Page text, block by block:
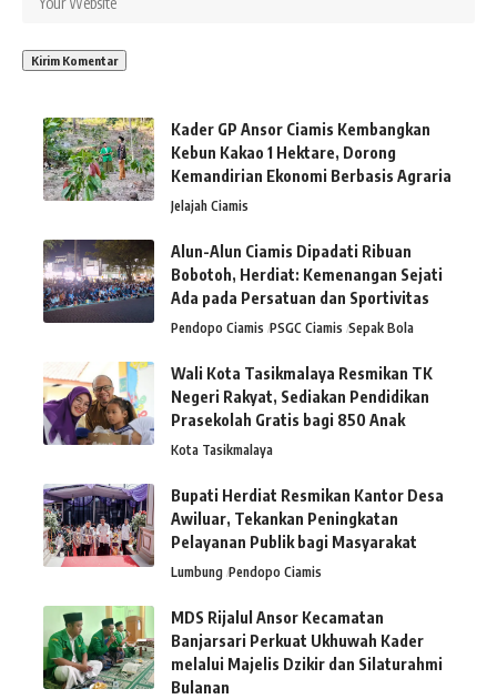
Kader GP Ansor Ciamis Kembangkan
Kebun Kakao 1 Hektare, Dorong
Kemandirian Ekonomi Berbasis Agraria
Jelajah Ciamis
Alun-Alun Ciamis Dipadati Ribuan
Bobotoh, Herdiat: Kemenangan Sejati
Ada pada Persatuan dan Sportivitas
Pendopo Ciamis PSGC Ciamis Sepak Bola
Wali Kota Tasikmalaya Resmikan TK
Negeri Rakyat, Sediakan Pendidikan
Prasekolah Gratis bagi 850 Anak
Kota Tasikmalaya
Bupati Herdiat Resmikan Kantor Desa
Awiluar, Tekankan Peningkatan
Pelayanan Publik bagi Masyarakat
Lumbung Pendopo Ciamis
MDS Rijalul Ansor Kecamatan
Banjarsari Perkuat Ukhuwah Kader
melalui Majelis Dzikir dan Silaturahmi
Bulanan